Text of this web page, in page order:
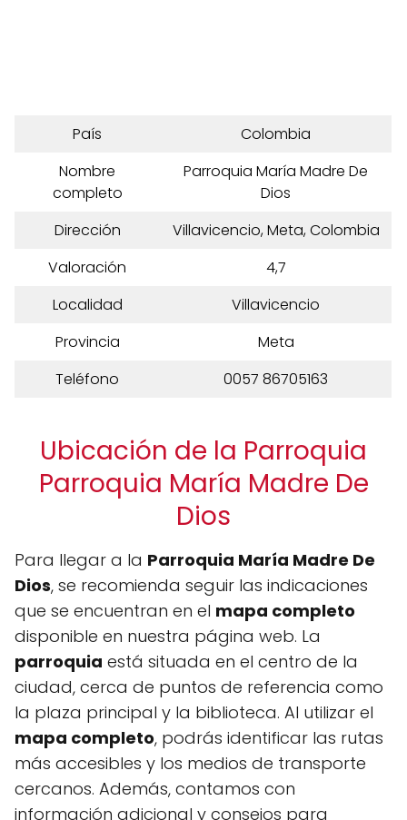
País
Colombia
Nombre
completo
Parroquia María Madre De
Dios
Dirección
Villavicencio, Meta, Colombia
Valoración
4,7
Localidad
Villavicencio
Provincia
Meta
Teléfono
0057 86705163
Ubicación de la Parroquia
Parroquia María Madre De
Dios
Para llegar a la Parroquia María Madre De
Dios, se recomienda seguir las indicaciones
que se encuentran en el mapa completo
disponible en nuestra página web. La
parroquia está situada en el centro de la
ciudad, cerca de puntos de referencia como
la plaza principal y la biblioteca. Al utilizar el
mapa completo, podrás identificar las rutas
más accesibles y los medios de transporte
cercanos. Además, contamos con
información adicional y consejos para